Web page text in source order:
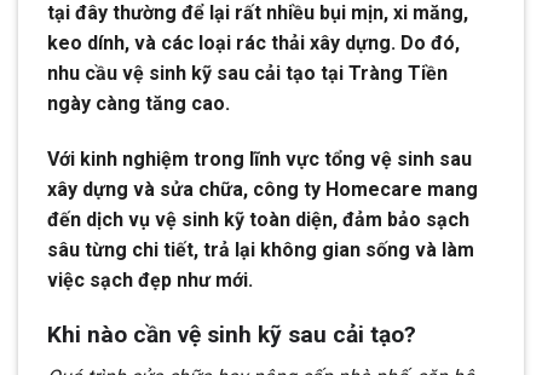
tại đây thường để lại rất nhiều bụi mịn, xi măng,
keo dính, và các loại rác thải xây dựng. Do đó,
nhu cầu vệ sinh kỹ sau cải tạo tại Tràng Tiền
ngày càng tăng cao.
Với kinh nghiệm trong lĩnh vực tổng vệ sinh sau
xây dựng và sửa chữa, công ty Homecare mang
đến dịch vụ vệ sinh kỹ toàn diện, đảm bảo sạch
sâu từng chi tiết, trả lại không gian sống và làm
việc sạch đẹp như mới.
Khi nào cần vệ sinh kỹ sau cải tạo?